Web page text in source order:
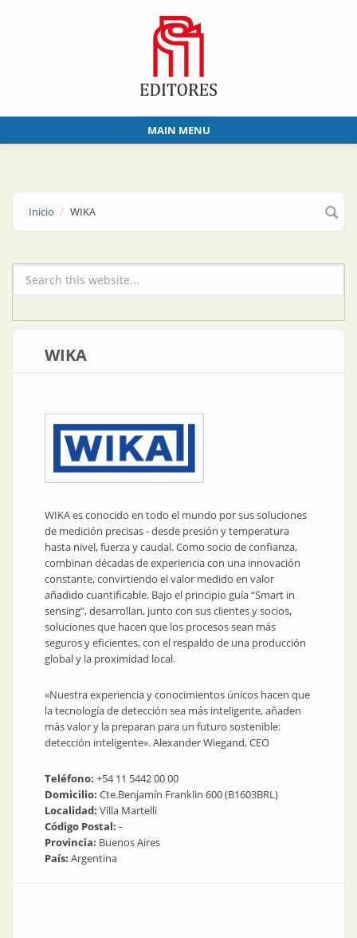
MAIN MENU
Inicio WIKA
Formulario de búsqueda
WIKA
WIKA es conocido en todo el mundo por sus soluciones
de medición precisas - desde presión y temperatura
hasta nivel, fuerza y caudal. Como socio de confianza,
combinan décadas de experiencia con una innovación
constante, convirtiendo el valor medido en valor
añadido cuantificable. Bajo el principio guía “Smart in
sensing”, desarrollan, junto con sus clientes y socios,
soluciones que hacen que los procesos sean más
seguros y eficientes, con el respaldo de una producción
global y la proximidad local.
«Nuestra experiencia y conocimientos únicos hacen que
la tecnología de detección sea más inteligente, añaden
más valor y la preparan para un futuro sostenible:
detección inteligente». Alexander Wiegand, CEO
Teléfono: +54 11 5442 00 00
Domicilio: Cte.Benjamín Franklin 600 (B1603BRL)
Localidad: Villa Martelli
Código Postal: -
Provincia: Buenos Aires
País: Argentina